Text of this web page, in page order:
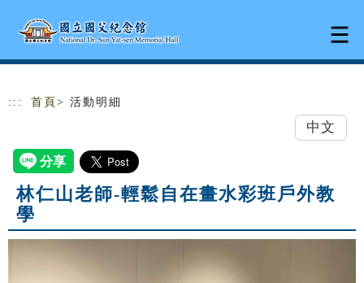
::: 首頁 > 活動明細
中文
林仁山老師-輕鬆自在畫水彩班戶外教
學